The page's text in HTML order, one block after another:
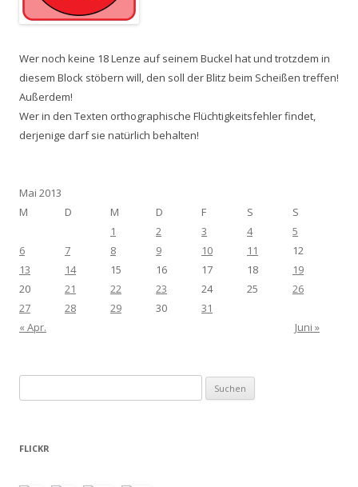
Wer noch keine 18 Lenze auf seinem Buckel hat und trotzdem in
diesem Block stöbern will, den soll der Blitz beim Scheißen treffen!
Außerdem!
Wer in den Texten orthographische Flüchtigkeitsfehler findet,
derjenige darf sie natürlich behalten!
Mai 2013
M
D M D F S
S
1
2 3 4
5
6
7 8 9 10 11
12
13
14 15 16 17 18
19
20
21 22 23 24 25
26
27
28 29 30
31
« Apr.
Juni »
nach:
FLICKR